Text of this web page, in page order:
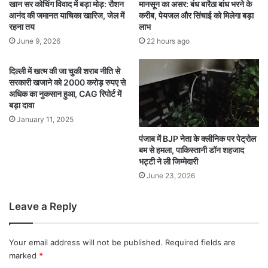
खान सर कोचिंग विवाद में बड़ा मोड़: रौशन
आनंद की जमानत याचिका खारिज, जेल में
रहना तय
June 9, 2026
मानसून का असर: बंध बारैठा बांध भरने के
करीब, पेयजल और सिंचाई को मिलेगा बड़ा
लाभ
22 hours ago
दिल्ली में खत्म की जा चुकी शराब नीति से
सरकारी खजाने को 2000 करोड़ रुपए से
अधिक का नुकसान हुआ, CAG रिपोर्ट में
बड़ा दावा
January 11, 2025
पंजाब में BJP नेता के क्लीनिक पर पेट्रोल
बम से हमला, पाकिस्तानी डॉन शहजाद
भट्टी ने ली जिम्मेदारी
June 23, 2026
Leave a Reply
Your email address will not be published. Required fields are
marked *